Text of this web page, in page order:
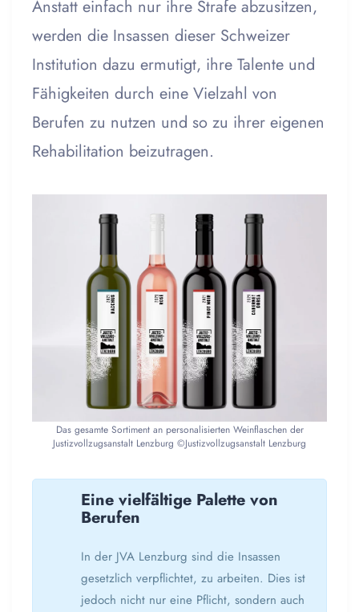
Anstatt einfach nur ihre Strafe abzusitzen,
werden die Insassen dieser Schweizer
Institution dazu ermutigt, ihre Talente und
Fähigkeiten durch eine Vielzahl von
Berufen zu nutzen und so zu ihrer eigenen
Rehabilitation beizutragen.
Das gesamte Sortiment an personalisierten Weinflaschen der
Justizvollzugsanstalt Lenzburg ©Justizvollzugsanstalt Lenzburg
Eine vielfältige Palette von
Berufen
In der JVA Lenzburg sind die Insassen
gesetzlich verpflichtet, zu arbeiten. Dies ist
jedoch nicht nur eine Pflicht, sondern auch